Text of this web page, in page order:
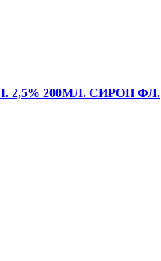
2,5% 200МЛ. СИРОП ФЛ.